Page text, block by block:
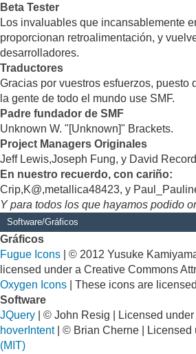
Beta Tester
Los invaluables que incansablemente
proporcionan retroalimentación, y
desarrolladores.
Traductores
Gracias por vuestros esfuerzos, puesto
la gente de todo el mundo use SMF.
Padre fundador de SMF
Unknown W. "[Unknown]" Brackets.
Project Managers Originales
Jeff Lewis,Joseph Fung, y David
En nuestro recuerdo, con cariño:
Crip,K@,metallica48423, y
Y para todos los que hayamos podido
Software/Gráficos
Gráficos
Fugue Icons | © 2012 Yusuke
licensed under a Creative Commons
Oxygen Icons | These icons are
Software
JQuery | © John Resig | Licensed under
hoverIntent| © Brian Cherne | Licensed
(MIT)